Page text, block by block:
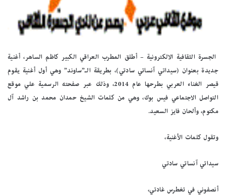
الجسرة الثقافية الالكترونية – أطلق المطرب العراقي الكبير كاظم الساهر، أغنية
جديدة بعنوان (سيداتي آنساتي سادتي)، بطريقة الـ”ساوند” وهي أول أغنية يقوم
قيصر الغناء العربي بطرحها عام 2014، وذلك عبر صفحته الرسمية علي موقع
التواصل الاجتماعي فيس بوك، وهي من كلمات الشيخ حمدان محمد بن راشد آل
مكتوم، وألحان فايز السعيد.
وتقول كلمات الأغنية،
سيداتي آنساتي سادتي
أنصفوني في تغطرس غادتي،